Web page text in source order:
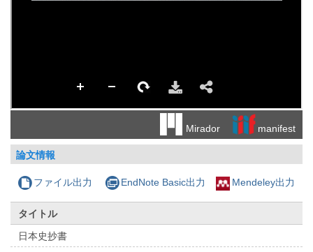
Mirador manifest
論文情報
ファイル出力 EndNote Basic出力 Mendeley出力
タイトル
日本史抄書